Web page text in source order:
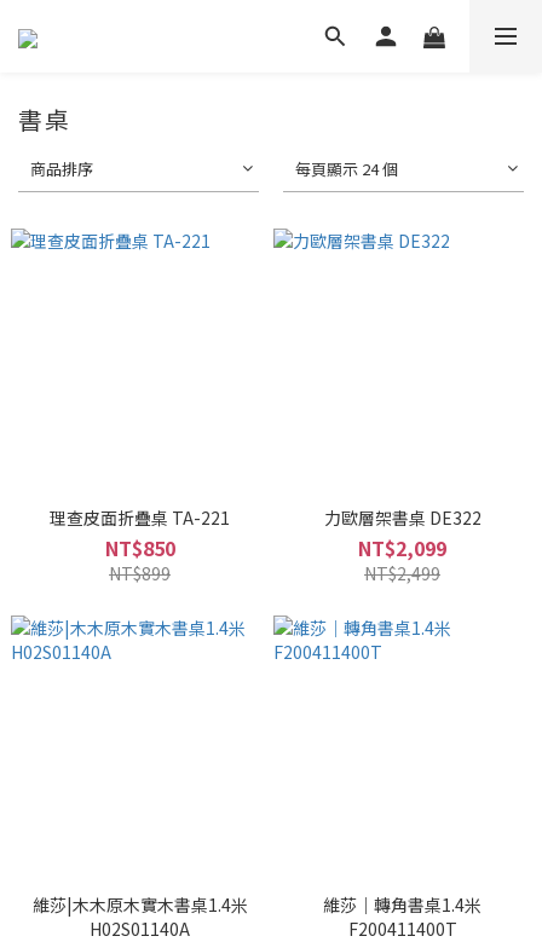
書桌
商品排序 每頁顯示 24 個
理查皮面折疊桌 TA-221
NT$850
NT$899
力歐層架書桌 DE322
NT$2,099
NT$2,499
維莎|木木原木實木書桌1.4米
H02S01140A
維莎｜轉角書桌1.4米
F200411400T